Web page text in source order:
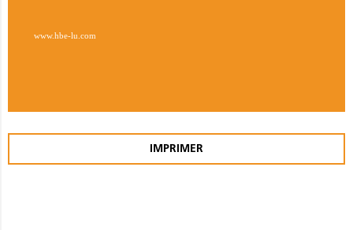
www.hbe-lu.com
IMPRIMER